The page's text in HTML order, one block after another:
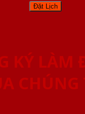
KÝ LÀM
CHÚNG